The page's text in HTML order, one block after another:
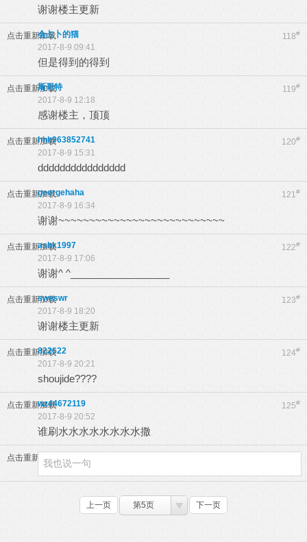
谢谢楼主更新
点击重新加载 118#
会占卜的猫
2017-8-9 09:41
但是得到的得到
点击重新加载 119#
斯哥特
2017-8-9 12:18
感谢楼主，顶顶
点击重新加载 120#
hhh963852741
2017-8-9 15:31
dddddddddddddddd
点击重新加载 121#
georgehaha
2017-8-9 16:34
谢谢~~~~~~~~~~~~~~~~~~~~~~~~~~~
点击重新加载 122#
ashk1997
2017-8-9 17:06
谢谢^ ^__________________
点击重新加载 123#
sweswr
2017-8-9 18:20
谢谢楼主更新
点击重新加载 124#
822622
2017-8-9 20:21
shoujide????
点击重新加载 125#
wz44672119
2017-8-9 20:52
谁刷水水水水水水水水撒
点击重新加载
上一页 第5页 下一页